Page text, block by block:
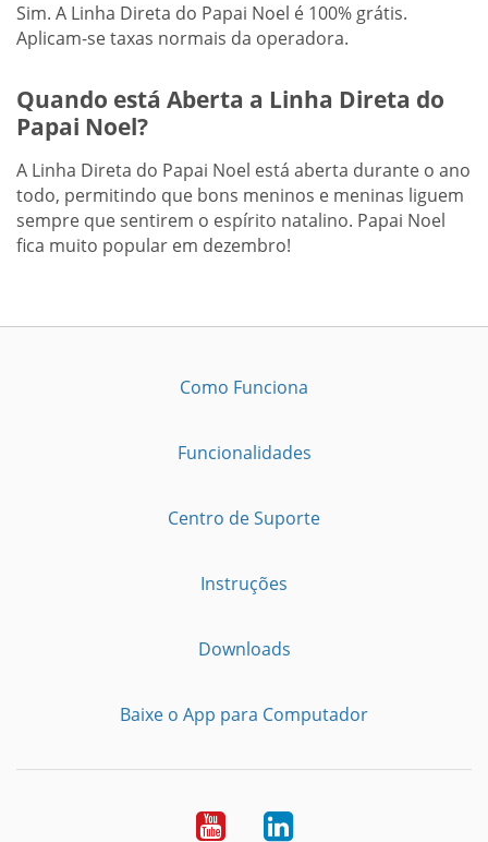
Sim. A Linha Direta do Papai Noel é 100% grátis.
Aplicam-se taxas normais da operadora.
Quando está Aberta a Linha Direta do
Papai Noel?
A Linha Direta do Papai Noel está aberta durante o ano
todo, permitindo que bons meninos e meninas liguem
sempre que sentirem o espírito natalino. Papai Noel
fica muito popular em dezembro!
Como Funciona
Funcionalidades
Centro de Suporte
Instruções
Downloads
Baixe o App para Computador
YoutubeLinkedIn